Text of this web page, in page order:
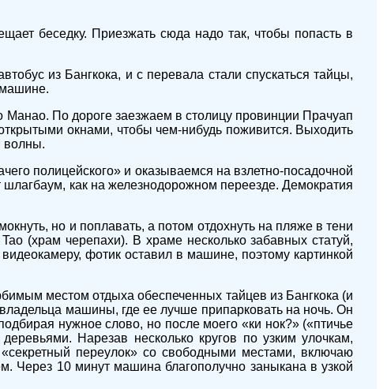
беседку. Приезжать сюда надо так, чтобы попасть в
из Бангкока, и с перевала стали спускаться тайцы,
По дороге заезжаем в столицу провинции Прачуап
окнами, чтобы чем-нибудь поживится. Выходить
волны.
полицейского» и оказываемся на взлетно-посадочной
как на железнодорожном переезде. Демократия
но и поплавать, а потом отдохнуть на пляже в тени
(храм черепахи). В храме несколько забавных статуй,
фотик оставил в машине, поэтому картинкой
местом отдыха обеспеченных тайцев из Бангкока (и
машины, где ее лучше припарковать на ночь. Он
нужное слово, но после моего «ки нок?» («птичье
Нарезав несколько кругов по узким улочкам,
переулок» со свободными местами, включаю
Через 10 минут машина благополучно заныкана в узкой